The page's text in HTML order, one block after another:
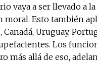
vaya a ser llevado a
moral. Esto también
Canadá, Uruguay,
Los
más allá de eso,